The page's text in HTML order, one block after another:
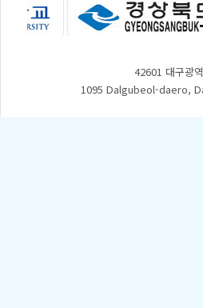
42601 대구광역
1095 Dalgubeol-daero,